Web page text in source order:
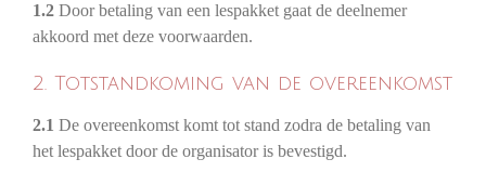
1.2 Door betaling van een lespakket gaat de deelnemer
akkoord met deze voorwaarden.
2. Totstandkoming van de overeenkomst
2.1 De overeenkomst komt tot stand zodra de betaling van
het lespakket door de organisator is bevestigd.